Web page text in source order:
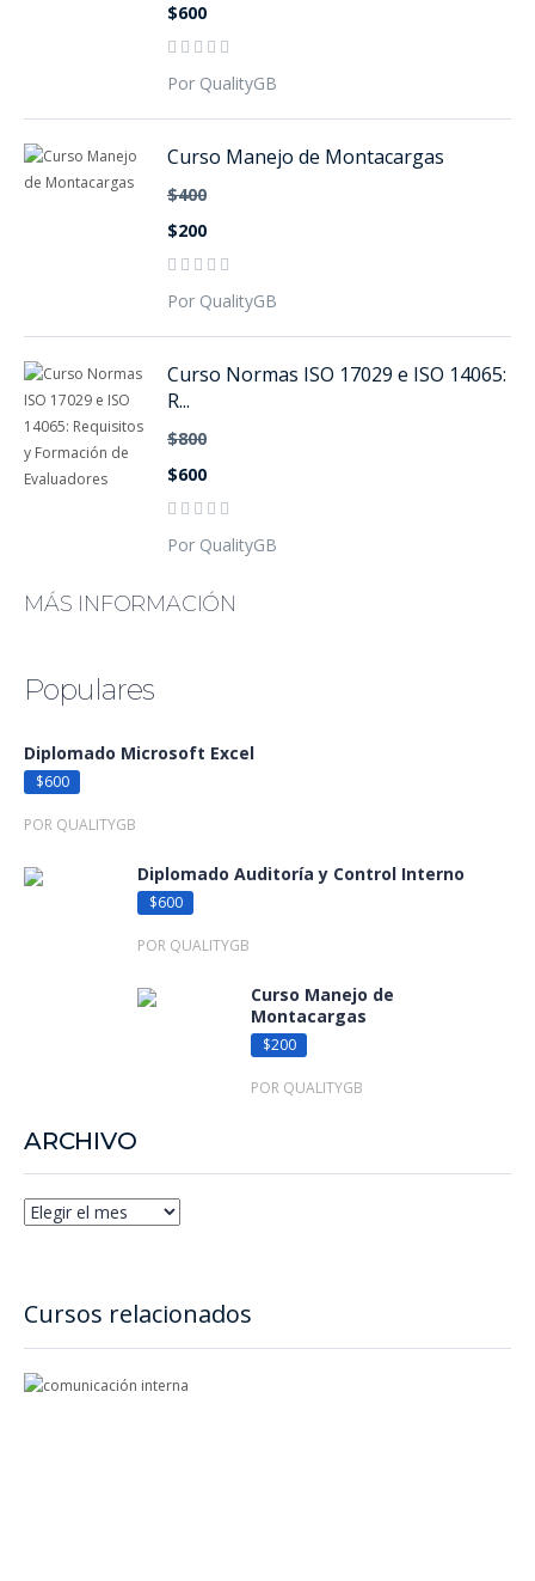
Cursos relacionados
$600
Por QualityGB
Curso Manejo de Montacargas
$400
$200
Por QualityGB
Curso Normas ISO 17029 e ISO 14065:
R...
$800
$600
Por QualityGB
MÁS INFORMACIÓN
Populares
Diplomado Microsoft Excel
$600
POR QUALITYGB
Diplomado Auditoría y Control Interno
$600
POR QUALITYGB
Curso Manejo de
Montacargas
$200
POR QUALITYGB
ARCHIVO